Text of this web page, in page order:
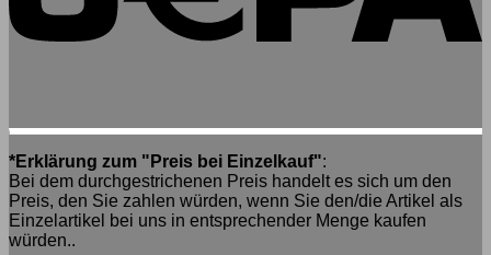
*Erklärung zum "Preis bei Einzelkauf":
Bei dem durchgestrichenen Preis handelt es sich um den
Preis, den Sie zahlen würden, wenn Sie den/die Artikel als
Einzelartikel bei uns in entsprechender Menge kaufen
würden..